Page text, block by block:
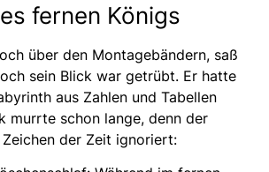
fernen Königs
über den Montagebändern, saß
sein Blick war getrübt. Er hatte
aus Zahlen und Tabellen
murrte schon lange, denn der
der Zeit ignoriert: